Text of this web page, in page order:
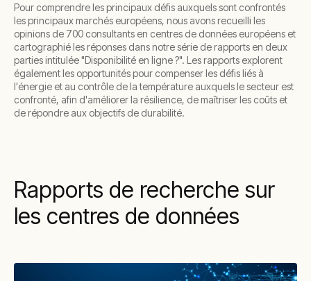
Pour comprendre les principaux défis auxquels sont confrontés
les principaux marchés européens, nous avons recueilli les
opinions de 700 consultants en centres de données européens et
cartographié les réponses dans notre série de rapports en deux
parties intitulée "Disponibilité en ligne ?". Les rapports explorent
également les opportunités pour compenser les défis liés à
l'énergie et au contrôle de la température auxquels le secteur est
confronté, afin d'améliorer la résilience, de maîtriser les coûts et
de répondre aux objectifs de durabilité.
Rapports de recherche sur
les centres de données